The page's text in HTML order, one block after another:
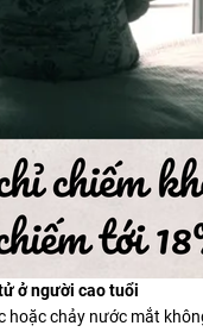
ở người cao tuổi
hoặc chảy nước mắt